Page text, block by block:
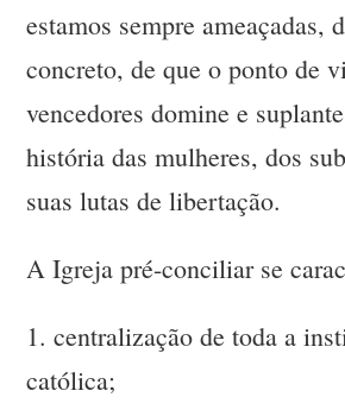
estamos sempre ameaçadas,
concreto, de que o ponto de
vencedores domine e
história das mulheres, dos
suas lutas de libertação.
A Igreja pré-conciliar se
1. centralização de toda a
católica;